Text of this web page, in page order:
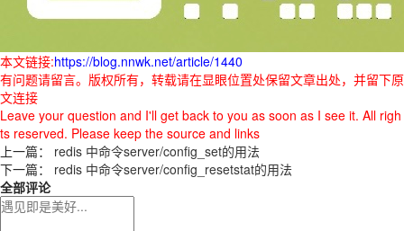
本文链接:https://blog.nnwk.net/article/1440
有问题请留言。版权所有，转载请在显眼位置处保留文章出处，并留下原
文连接
Leave your question and I'll get back to you as soon as I see it. All righ
ts reserved. Please keep the source and links
上一篇： redis 中命令server/config_set的用法
下一篇： redis 中命令server/config_resetstat的用法
全部评论